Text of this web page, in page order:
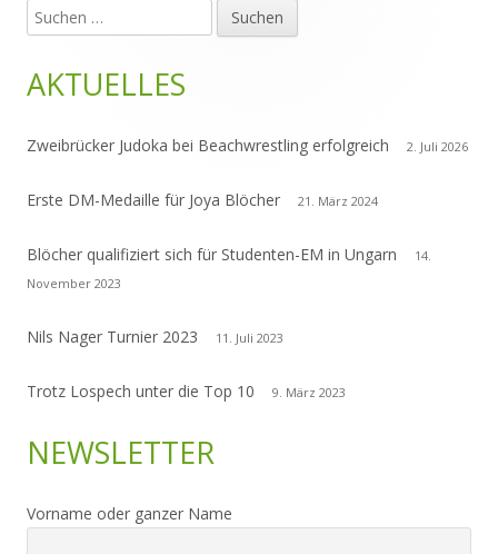
Haupt-
Seitenleiste
Suchen
nach:
AKTUELLES
Zweibrücker Judoka bei Beachwrestling erfolgreich 2. Juli 2026
Erste DM-Medaille für Joya Blöcher 21. März 2024
Blöcher qualifiziert sich für Studenten-EM in Ungarn
14.
November 2023
Nils Nager Turnier 2023 11. Juli 2023
Trotz Lospech unter die Top 10 9. März 2023
NEWSLETTER
Vorname oder ganzer Name